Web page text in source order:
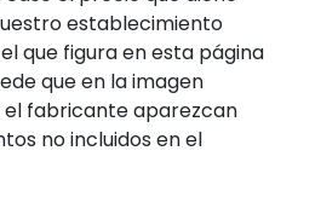
establecimiento
que figura en esta página
que en la imagen
fabricante aparezcan
no incluidos en el